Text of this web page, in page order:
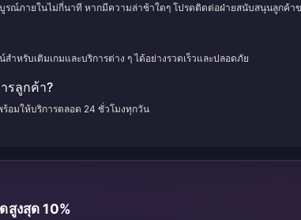
รณ์ภายในไม่กี่นาที หากมีความล่าช้าใดๆ โปรดติดต่อฝ่ายสนับสนุนลูกค้าข
ำหรับเติมเกมและบริการต่าง ๆ ได้อย่างรวดเร็วและปลอดภัย
รลูกค้า?
อมให้บริการตลอด 24 ชั่วโมงทุกวัน
สูงสุด 10%